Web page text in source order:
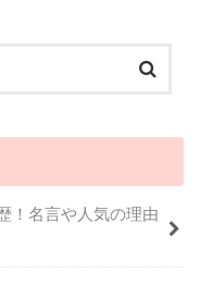
！名言や人気の理由